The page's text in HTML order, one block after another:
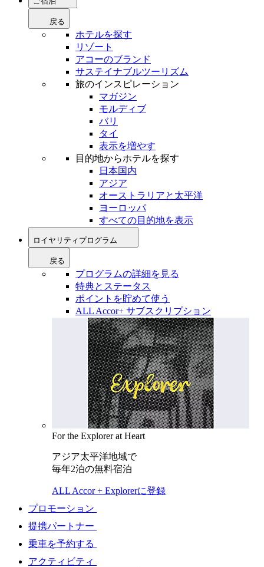
戻る
ホテルを探す
リゾート
アコーのブランド
サステイナブルツーリズム
旅のインスピレーション
マガジン
モルディブ
バリ
タイ
表示を増やす
目的地からホテルを探す
日本国内
アジア
オーストラリアと太平洋
ヨーロッパ
すべての目的地を表示
ロイヤリティプログラム
戻る
プログラムの詳細を見る
特典とステータス
ポイントを貯めて使う
ALL Accor+ サブスクリプション
For the Explorer at Heart
アジア太平洋地域で
毎年2泊の無料宿泊
ALL Accor + Explorerに登録
プロモーション
提携パートナー
乗車を予約する
アクティビティ